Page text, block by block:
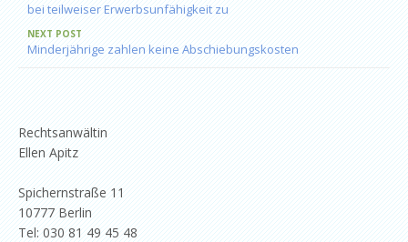
bei teilweiser Erwerbsunfähigkeit zu
NEXT POST
Minderjährige zahlen keine Abschiebungskosten
Rechtsanwältin
Ellen Apitz
Spichernstraße 11
10777 Berlin
Tel: 030 81 49 45 48